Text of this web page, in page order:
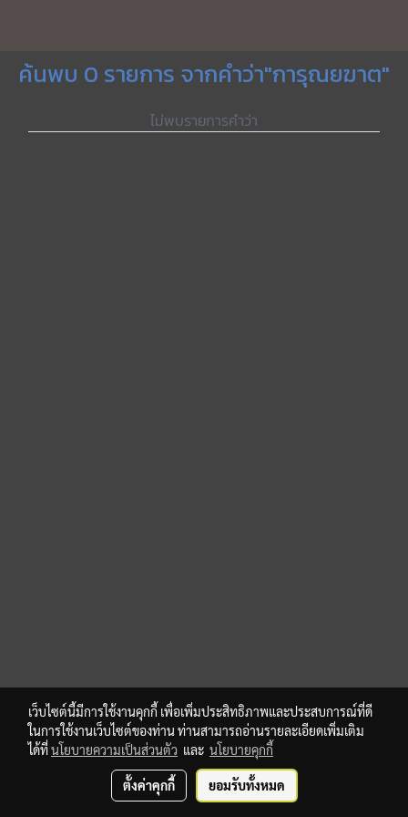
ค้นพบ 0 รายการ จากคำว่า"การุณยฆาต"
ไม่พบรายการคำว่า
เว็บไซต์นี้มีการใช้งานคุกกี้ เพื่อเพิ่มประสิทธิภาพและประสบการณ์ที่ดี
ในการใช้งานเว็บไซต์ของท่าน ท่านสามารถอ่านรายละเอียดเพิ่มเติม
ได้ที่นโยบายความเป็นส่วนตัว และ นโยบายคุกกี้
ตั้งค่าคุกกี้ ยอมรับทั้งหมด